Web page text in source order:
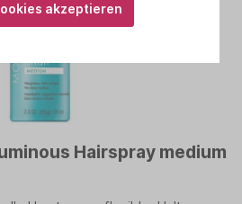
Hairspray medium
akzeptieren